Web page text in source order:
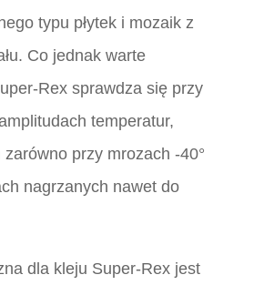
typu płytek i mozaik z
Co jednak warte
Rex sprawdza się przy
temperatur,
przy mrozach -40°
nagrzanych nawet do
dla kleju Super-Rex jest